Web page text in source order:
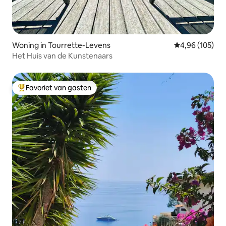
Woning in Tourrette-Levens Gemiddelde
4,96 (105)
Het Huis van de Kunstenaars
Topfavoriet van gasten
Favoriet van gasten